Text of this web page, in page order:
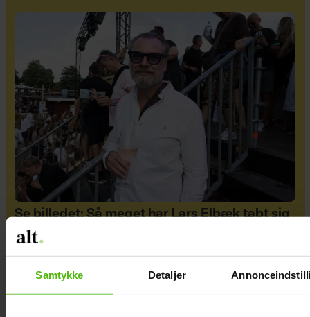
Samtykke Detaljer
Se billedet: Så meget har Lars Elbæk tabt sig